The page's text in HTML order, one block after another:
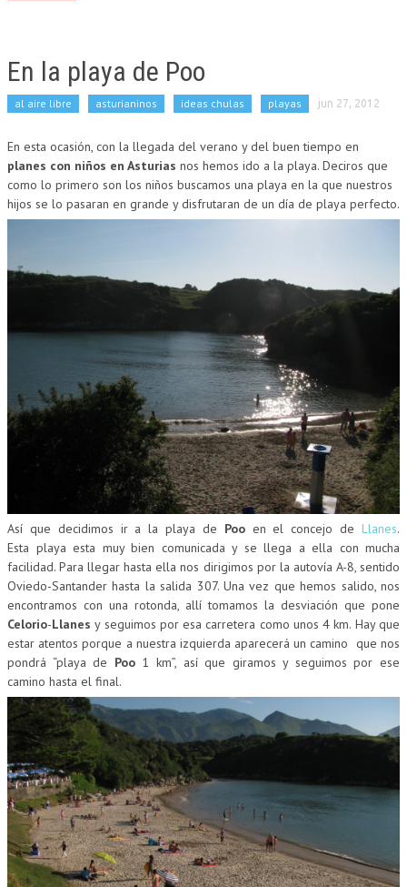
En la playa de Poo
al aire libre asturianinos ideas chulas playas jun 27, 2012
En esta ocasión, con la llegada del verano y del buen tiempo en
planes con niños en Asturias nos hemos ido a la playa. Deciros que
como lo primero son los niños buscamos una playa en la que nuestros
hijos se lo pasaran en grande y disfrutaran de un día de playa perfecto.
Así que decidimos ir a la playa de Pooen el concejo deLlanes.
Esta playa esta muy bien comunicada y se llega a ella con mucha
facilidad. Para llegar hasta ella nos dirigimos por la autovía A-8, sentido
Oviedo-Santander hasta la salida 307. Una vez que hemos salido, nos
encontramos con una rotonda, allí tomamos la desviación que pone
Celorio-Llanesy seguimos por esa carretera como unos 4 km. Hay que
estar atentos porque a nuestra izquierda aparecerá un camino que nos
pondrá “playa de Poo1 km”, así que giramos y seguimos por ese
camino hasta el final.